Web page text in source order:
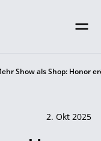
Show als Shop: Honor
2. Okt 2025